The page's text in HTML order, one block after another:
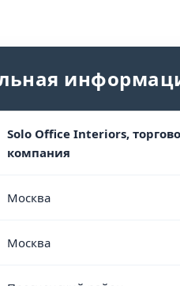
Solo Office Interiors,
компания
Москва
Москва